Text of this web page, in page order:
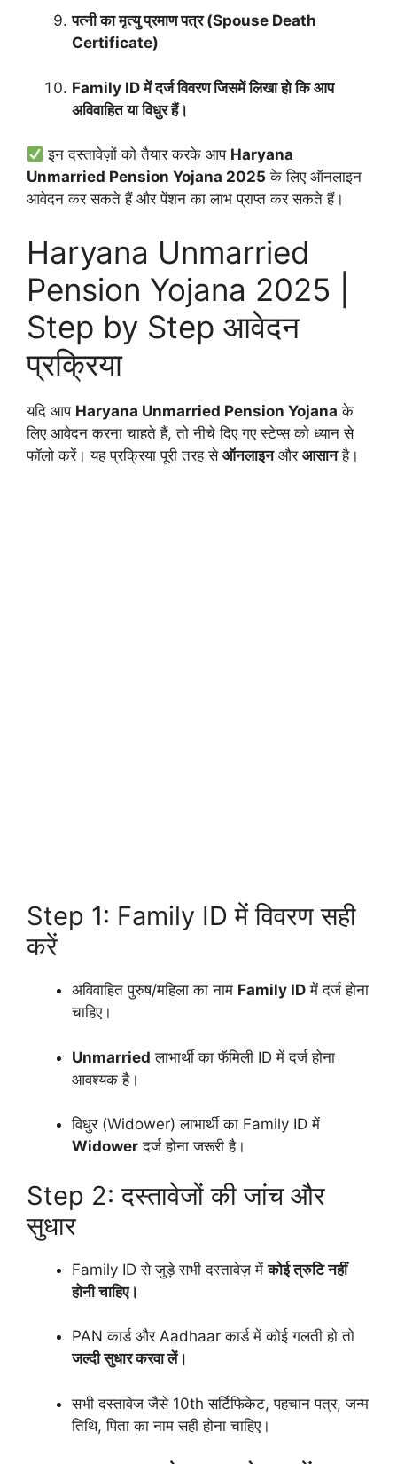
पत्नी का मृत्यु प्रमाण पत्र (Spouse Death
Certificate)
Family ID में दर्ज विवरण जिसमें लिखा हो कि आप
अविवाहित या विधुर हैं।
इन दस्तावेज़ों को तैयार करके आप Haryana
Unmarried Pension Yojana 2025 के लिए ऑनलाइन
आवेदन कर सकते हैं और पेंशन का लाभ प्राप्त कर सकते हैं।
Haryana Unmarried
Pension Yojana 2025 |
Step by Step आवेदन
प्रक्रिया
यदि आप Haryana Unmarried Pension Yojana के
लिए आवेदन करना चाहते हैं, तो नीचे दिए गए स्टेप्स को ध्यान से
फॉलो करें। यह प्रक्रिया पूरी तरह से ऑनलाइनऔर आसानहै।
Step 1: Family ID में विवरण सही
करें
अविवाहित पुरुष/महिला का नाम Family ID में दर्ज होना
चाहिए।
Unmarried लाभार्थी का फॅमिली ID में दर्ज होना
आवश्यक है।
विधुर (Widower) लाभार्थी का Family ID में
Widower दर्ज होना जरूरी है।
Step 2: दस्तावेजों की जांच और
सुधार
Family ID से जुड़े सभी दस्तावेज़ मेंकोई त्रुटि नहीं
होनी चाहिए।
PAN कार्ड और Aadhaar कार्ड में कोई गलती हो तो
जल्दी सुधार करवा लें।
सभी दस्तावेज जैसे 10th सर्टिफिकेट, पहचान पत्र, जन्म
तिथि, पिता का नाम सही होना चाहिए।